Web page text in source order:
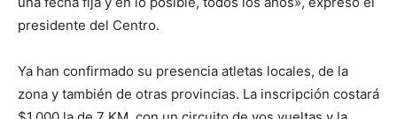
presidente del Centro.
Ya han confirmado su presencia atletas locales, de la
zona y también de otras provincias. La inscripción costará